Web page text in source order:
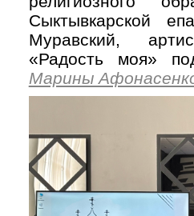
Сыктывкарской
Муравский,
«Радость моя»
Марины